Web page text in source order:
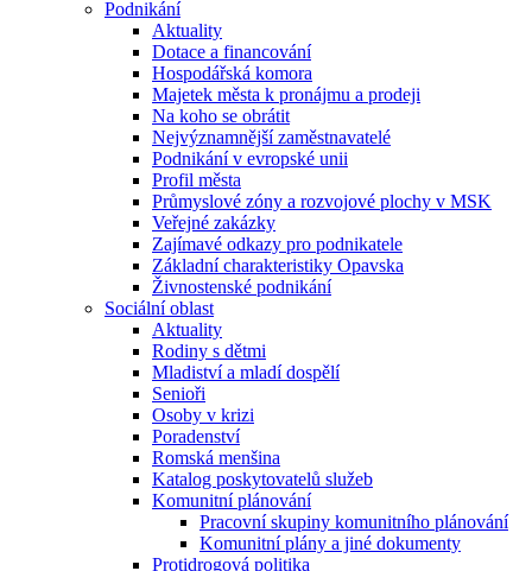
Podnikání
Aktuality
Dotace a financování
Hospodářská komora
Majetek města k pronájmu a prodeji
Na koho se obrátit
Nejvýznamnější zaměstnavatelé
Podnikání v evropské unii
Profil města
Průmyslové zóny a rozvojové plochy v MSK
Veřejné zakázky
Zajímavé odkazy pro podnikatele
Základní charakteristiky Opavska
Živnostenské podnikání
Sociální oblast
Aktuality
Rodiny s dětmi
Mladiství a mladí dospělí
Senioři
Osoby v krizi
Poradenství
Romská menšina
Katalog poskytovatelů služeb
Komunitní plánování
Pracovní skupiny komunitního plánování
Komunitní plány a jiné dokumenty
Protidrogová politika